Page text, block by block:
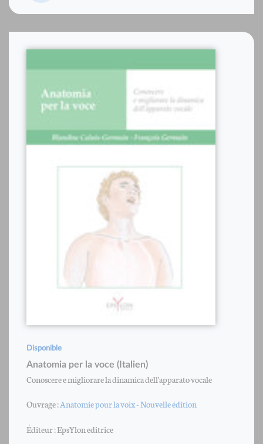
Disponible
Anatomia per la voce (Italien)
Conoscere e migliorare la dinamica dell'apparato vocale
Ouvrage :Anatomie pour la voix - Nouvelle édition
Éditeur : EpsYlon editrice